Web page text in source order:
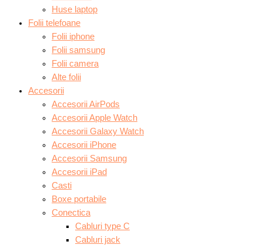
Huse laptop
Folii telefoane
Folii iphone
Folii samsung
Folii camera
Alte folii
Accesorii
Accesorii AirPods
Accesorii Apple Watch
Accesorii Galaxy Watch
Accesorii iPhone
Accesorii Samsung
Accesorii iPad
Casti
Boxe portabile
Conectica
Cabluri type C
Cabluri jack